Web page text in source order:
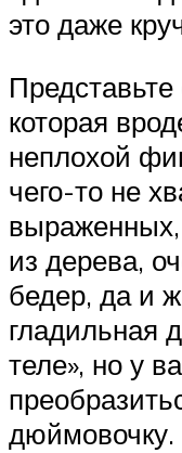
это даже
которая
неплохой
чего-то не
из дерева,
бедер, да и
гладильная
теле», но у
дюймовочку.